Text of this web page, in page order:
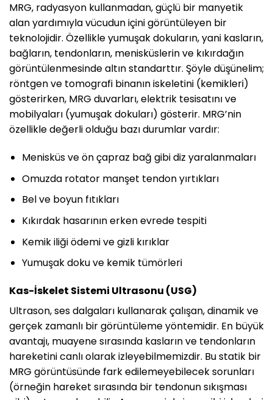
MRG, radyasyon kullanmadan, güçlü bir manyetik
alan yardımıyla vücudun içini görüntüleyen bir
teknolojidir. Özellikle yumuşak dokuların, yani kasların,
bağların, tendonların, menisküslerin ve kıkırdağın
görüntülenmesinde altın standarttır. Şöyle düşünelim;
röntgen ve tomografi binanın iskeletini (kemikleri)
gösterirken, MRG duvarları, elektrik tesisatını ve
mobilyaları (yumuşak dokuları) gösterir. MRG’nin
özellikle değerli olduğu bazı durumlar vardır:
Menisküs ve ön çapraz bağ gibi diz yaralanmaları
Omuzda rotator manşet tendon yırtıkları
Bel ve boyun fıtıkları
Kıkırdak hasarının erken evrede tespiti
Kemik iliği ödemi ve gizli kırıklar
Yumuşak doku ve kemik tümörleri
Kas-İskelet Sistemi Ultrasonu (USG)
Ultrason, ses dalgaları kullanarak çalışan, dinamik ve
gerçek zamanlı bir görüntüleme yöntemidir. En büyük
avantajı, muayene sırasında kasların ve tendonların
hareketini canlı olarak izleyebilmemizdir. Bu statik bir
MRG görüntüsünde fark edilemeyebilecek sorunları
(örneğin hareket sırasında bir tendonun sıkışması